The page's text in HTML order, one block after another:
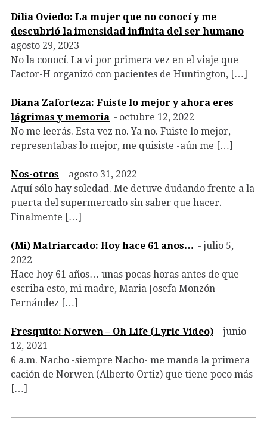
Dilia Oviedo: La mujer que no conocí y me
descubrió la imensidad infinita del ser humano
agosto 29, 2023
No la conocí. La vi por primera vez en el viaje que
Factor-H organizó con pacientes de Huntington, […]
Diana Zaforteza: Fuiste lo mejor y ahora eres
lágrimas y memoria
octubre 12, 2022
No me leerás. Esta vez no. Ya no. Fuiste lo mejor,
representabas lo mejor, me quisiste -aún me […]
Nos-otros
agosto 31, 2022
Aquí sólo hay soledad. Me detuve dudando frente a la
puerta del supermercado sin saber que hacer.
Finalmente […]
(Mi) Matriarcado: Hoy hace 61 años…
julio 5,
2022
Hace hoy 61 años… unas pocas horas antes de que
escriba esto, mi madre, Maria Josefa Monzón
Fernández […]
Fresquito: Norwen – Oh Life (Lyric Video)
junio
12, 2021
6 a.m. Nacho -siempre Nacho- me manda la primera
cación de Norwen (Alberto Ortiz) que tiene poco más
[…]